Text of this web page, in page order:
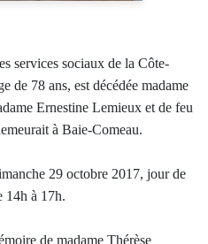
services sociaux de la Côte-
de 78 ans, est décédée madame
Ernestine Lemieux et de feu
à Baie-Comeau.
29 octobre 2017, jour de
14h à 17h.
de madame Thérèse